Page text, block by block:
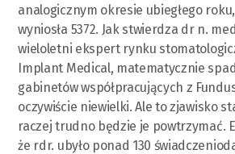
analogicznym okresie ubiegłego
wyniosła 5372. Jak stwierdza dr n.
wieloletni ekspert rynku
Implant Medical, matematycznie
gabinetów współpracujących z
oczywiście niewielki. Ale to zjawisko
raczej trudno będzie je powtrzymać.
że rdr. ubyło ponad 130